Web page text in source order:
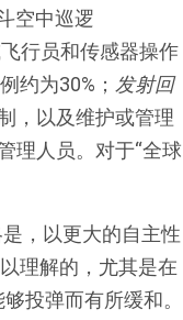
空中巡逻
行员和传感器操作
约为30%； 发射回
，以及维护或管理
理人员。对于“全球
，以更大的自主性
理解的，尤其是在
投弹而有所缓和。